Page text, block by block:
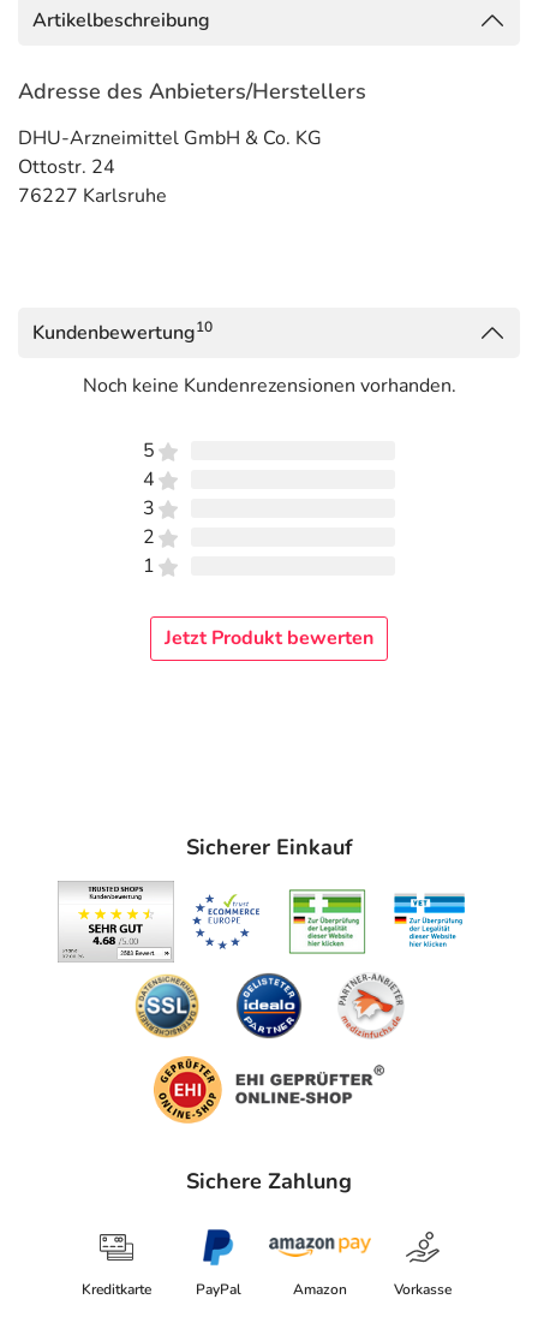
Artikelbeschreibung
Adresse des Anbieters/Herstellers
DHU-Arzneimittel GmbH & Co. KG
Ottostr. 24
76227 Karlsruhe
Kundenbewertung10
Noch keine Kundenrezensionen vorhanden.
5
4
3
2
1
Jetzt Produkt bewerten
Sicherer Einkauf
Sichere Zahlung
Kreditkarte PayPal Amazon Vorkasse